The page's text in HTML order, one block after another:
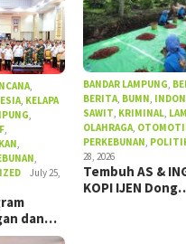
KELAPA
July 25,
dan…
BANDAR LAMPUNG,
BERITA, BUMN,
SAWIT, KRIMINAL,
OLAHRAGA,
PERKEBUNAN,
28, 2026
Tembuh AS &
KOPI IJEN